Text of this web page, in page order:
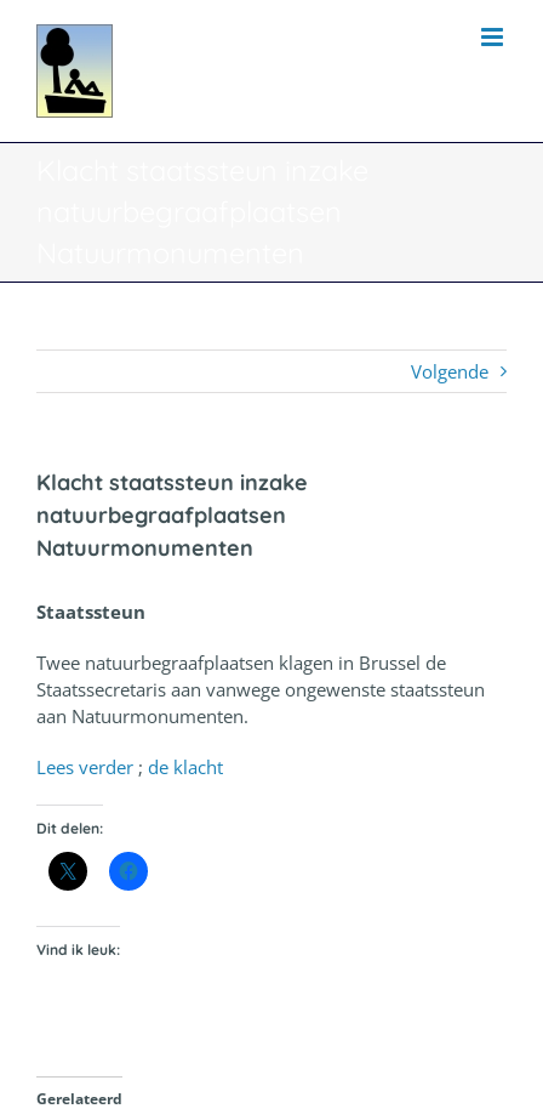
inhoud
Volgende
Klacht staatssteun inzake
natuurbegraafplaatsen
Natuurmonumenten
Staatssteun
Twee natuurbegraafplaatsen klagen in Brussel de
Staatssecretaris aan vanwege ongewenste staatssteun
aan Natuurmonumenten.
Lees verder ; de klacht
Dit delen:
Vind ik leuk:
Gerelateerd